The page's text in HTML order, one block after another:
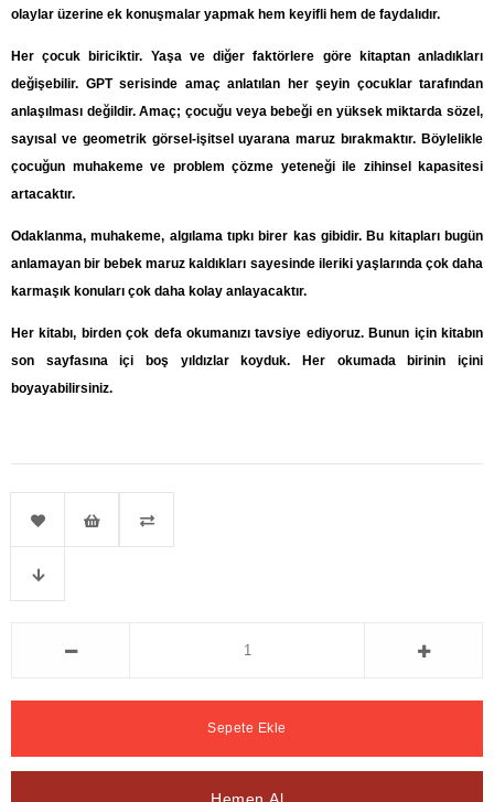
olaylar üzerine ek konuşmalar yapmak hem keyifli hem de faydalıdır.
Her çocuk biriciktir. Yaşa ve diğer faktörlere göre kitaptan anladıkları
değişebilir. GPT serisinde amaç anlatılan her şeyin çocuklar tarafından
anlaşılması değildir. Amaç; çocuğu veya bebeği en yüksek miktarda sözel,
sayısal ve geometrik görsel-işitsel uyarana maruz bırakmaktır. Böylelikle
çocuğun muhakeme ve problem çözme yeteneği ile zihinsel kapasitesi
artacaktır.
Odaklanma, muhakeme, algılama tıpkı birer kas gibidir. Bu kitapları bugün
anlamayan bir bebek maruz kaldıkları sayesinde ileriki yaşlarında çok daha
karmaşık konuları çok daha kolay anlayacaktır.
Her kitabı, birden çok defa okumanızı tavsiye ediyoruz. Bunun için kitabın
son sayfasına içi boş yıldızlar koyduk. Her okumada birinin içini
boyayabilirsiniz.
Favorilere